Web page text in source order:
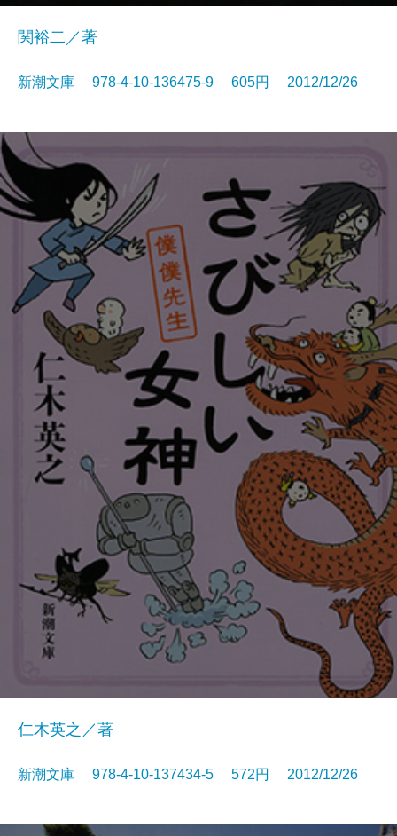
関裕二／著
新潮文庫 978-4-10-136475-9 605円 2012/12/26
仁木英之／著
新潮文庫 978-4-10-137434-5 572円 2012/12/26